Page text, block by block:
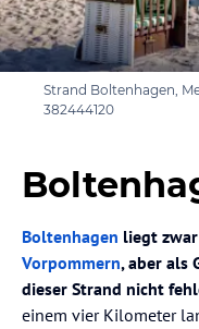
Strand Boltenhagen,
382444120
Boltenhagen liegt
Vorpommern, aber als
dieser Strand nicht
einem vier Kilometer